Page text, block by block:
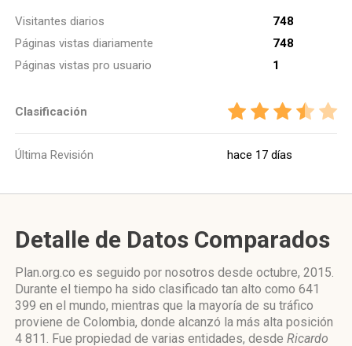
Visitantes diarios
748
Páginas vistas diariamente
748
Páginas vistas pro usuario
1
Clasificación
Última Revisión hace 17 días
Detalle de Datos Comparados
Plan.org.co es seguido por nosotros desde octubre, 2015.
Durante el tiempo ha sido clasificado tan alto como 641
399 en el mundo, mientras que la mayoría de su tráfico
proviene de Colombia, donde alcanzó la más alta posición
4 811. Fue propiedad de varias entidades, desde Ricardo